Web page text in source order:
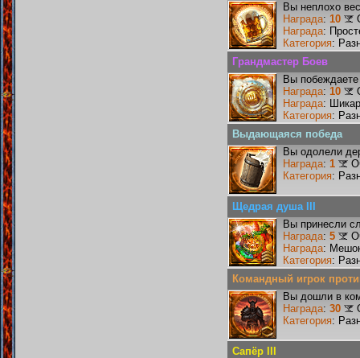
Вы неплохо
Награда: 10
Награда:
Категория:
Грандмастер Боев
Вы
Награда: 10
Награда:
Категория:
Выдающаяся победа
Вы одолели
Награда: 1
Категория:
Щедрая душа III
Вы принесли
Награда: 5
Награда:
Категория:
Командный игрок
Вы дошли в
Награда: 30
Категория:
Сапёр III